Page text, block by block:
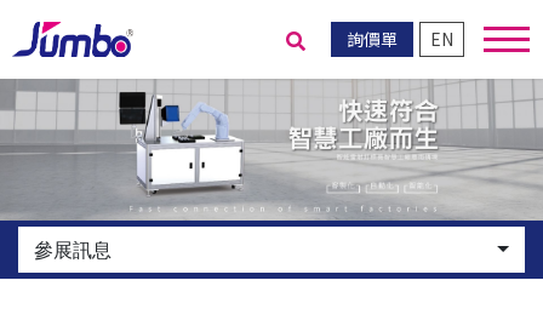
詢價單 EN
送出搜尋
參展訊息